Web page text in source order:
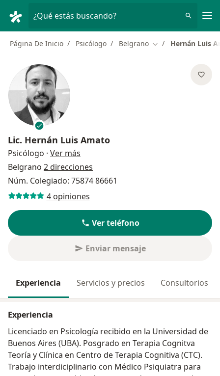
¿Qué estás buscando?
Página De Inicio Psicólogo Belgrano Cambiar de ciudad
Hernán Luis
Lic. Hernán Luis Amato
Psicólogo · Ver más
Belgrano 2 direcciones
Núm. Colegiado: 75874 86661
4 opiniones
Ver teléfono
Enviar mensaje
Experiencia Servicios y precios Consultorios
Experiencia
Licenciado en Psicología recibido en la Universidad de
Buenos Aires (UBA). Posgrado en Terapia Cognitva
Teoría y Clínica en Centro de Terapia Cognitiva (CTC).
Trabajo interdiciplinario con Médico Psiquiatra para